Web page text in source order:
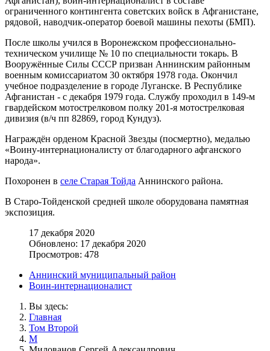
ограниченного контингента советских войск в Афганистане,
рядовой, наводчик-оператор боевой машины пехоты (БМП).
После школы учился в Воронежском профессионально-
техническом училище № 10 по специальности токарь. В
Вооружённые Силы СССР призван Аннинским районным
военным комиссариатом 30 октября 1978 года. Окончил
учебное подразделение в городе Луганске. В Республике
Афганистан - с декабря 1979 года. Службу проходил в 149-м
гвардейском мотострелковом полку 201-я мотострелковая
дивизия (в/ч пп 82869, город Кундуз).
Награждён орденом Красной Звезды (посмертно), медалью
«Воину-интернационалисту от благодарного афганского
народа».
Похоронен в селе Старая Тойда Аннинского района.
В Старо-Тойденской средней школе оборудована памятная
экспозиция.
17 декабря 2020
Обновлено: 17 декабря 2020
Просмотров: 478
Аннинский муниципальный район
Воин-интернационалист
Вы здесь:
Главная
Том Второй
М